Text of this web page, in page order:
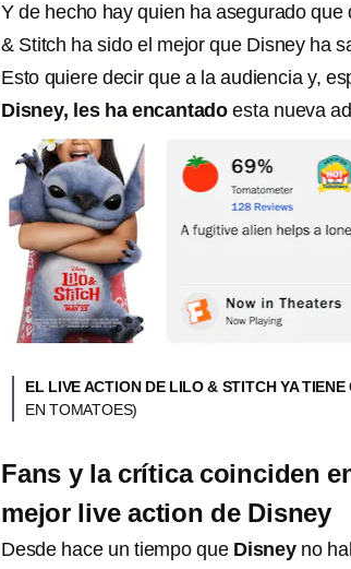
Y de hecho hay quien ha asegurado
& Stitch ha sido el mejor que Disney ha
Esto quiere decir que a la audiencia y,
Disney, les ha encantado esta nueva
EL LIVE ACTION DE LILO & STITCH YA
EN TOMATOES)
Fans y la crítica coinciden
mejor live action de Disney
Desde hace un tiempo que Disneyno